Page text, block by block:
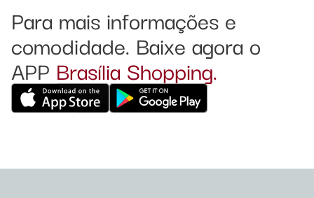
Para mais informações e
comodidade. Baixe agora o
APP Brasília Shopping.